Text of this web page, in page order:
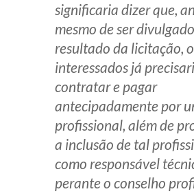
significaria dizer que,
mesmo de ser
resultado da licitação,
interessados já
contratar e pagar
antecipadamente por
profissional, além de
a inclusão de tal
como responsável
perante o conselho